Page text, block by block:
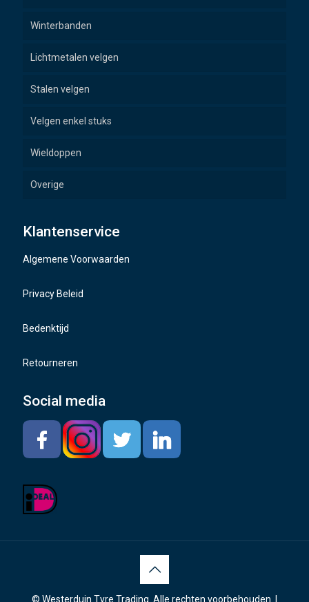
Winterbanden
Lichtmetalen velgen
Stalen velgen
Velgen enkel stuks
Wieldoppen
Overige
Klantenservice
Algemene Voorwaarden
Privacy Beleid
Bedenktijd
Retourneren
Social media
© Westerduin Tyre Trading. Alle rechten voorbehouden. |